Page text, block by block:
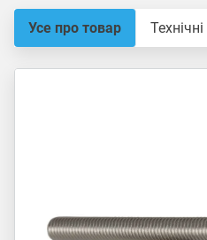
Усе про товар